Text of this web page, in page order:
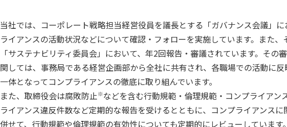
当社では、コーポレート戦略担当経営役員を議長とする「ガバナンス会議」
ライアンスの活動状況などについて確認・フォローを実施しています。また
「サステナビリティ委員会」において、年2回報告・審議されています。その
関しては、事務局である経営企画部から全社に共有され、各職場での活動に
一体となってコンプライアンスの徹底に取り組んでいます。
また、取締役会は腐敗防止※などを含む行動規範・倫理規範・コンプライア
ライアンス違反件数など定期的な報告を受けるとともに、コンプライアンスに
併せて、行動規範や倫理規範の有効性についても定期的にレビューしています。